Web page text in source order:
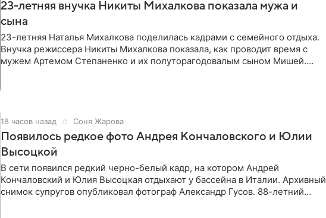
23-летняя внучка Никиты Михалкова показала мужа и
сына
23-летняя Наталья Михалкова поделилась кадрами с семейного отдыха.
Внучка режиссера Никиты Михалкова показала, как проводит время с
мужем Артемом Степаненко и их полуторагодовалым сыном Мишей.
18 часов назад Соня Жарова
Появилось редкое фото Андрея Кончаловского и Юлии
Высоцкой
В сети появился редкий черно-белый кадр, на котором Андрей
Кончаловский и Юлия Высоцкая отдыхают у бассейна в Италии. Архивный
снимок супругов опубликовал фотограф Александр Гусов. 88-летний